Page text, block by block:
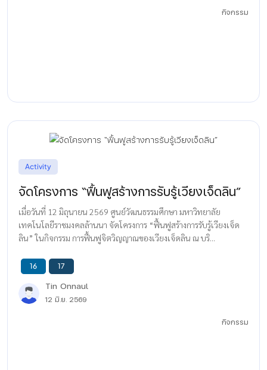
กิจกรรม
Activity
จัดโครงการ “ฟื้นฟูสร้างการรับรู้เวียงเจ็ดลิน”
เมื่อวันที่ 12 มิถุนายน 2569 ศูนย์วัฒนธรรมศึกษา มหาวิทยาลัย
เทคโนโลยีราชมงคลล้านนา จัดโครงการ “ฟื้นฟูสร้างการรับรู้เวียงเจ็ด
ลิน” ในกิจกรรม การฟื้นฟูจิตวิญญาณของเวียงเจ็ดลิน ณ บริ...
16 17
Tin Onnaul
12 มิ.ย. 2569
กิจกรรม